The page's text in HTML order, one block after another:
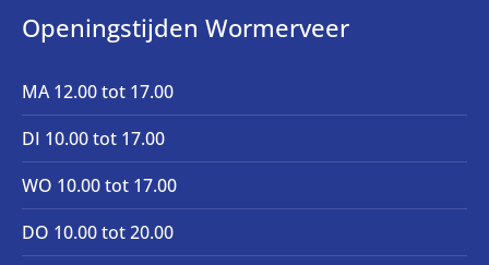
Openingstijden Wormerveer
MA 12.00 tot 17.00
DI 10.00 tot 17.00
WO 10.00 tot 17.00
DO 10.00 tot 20.00